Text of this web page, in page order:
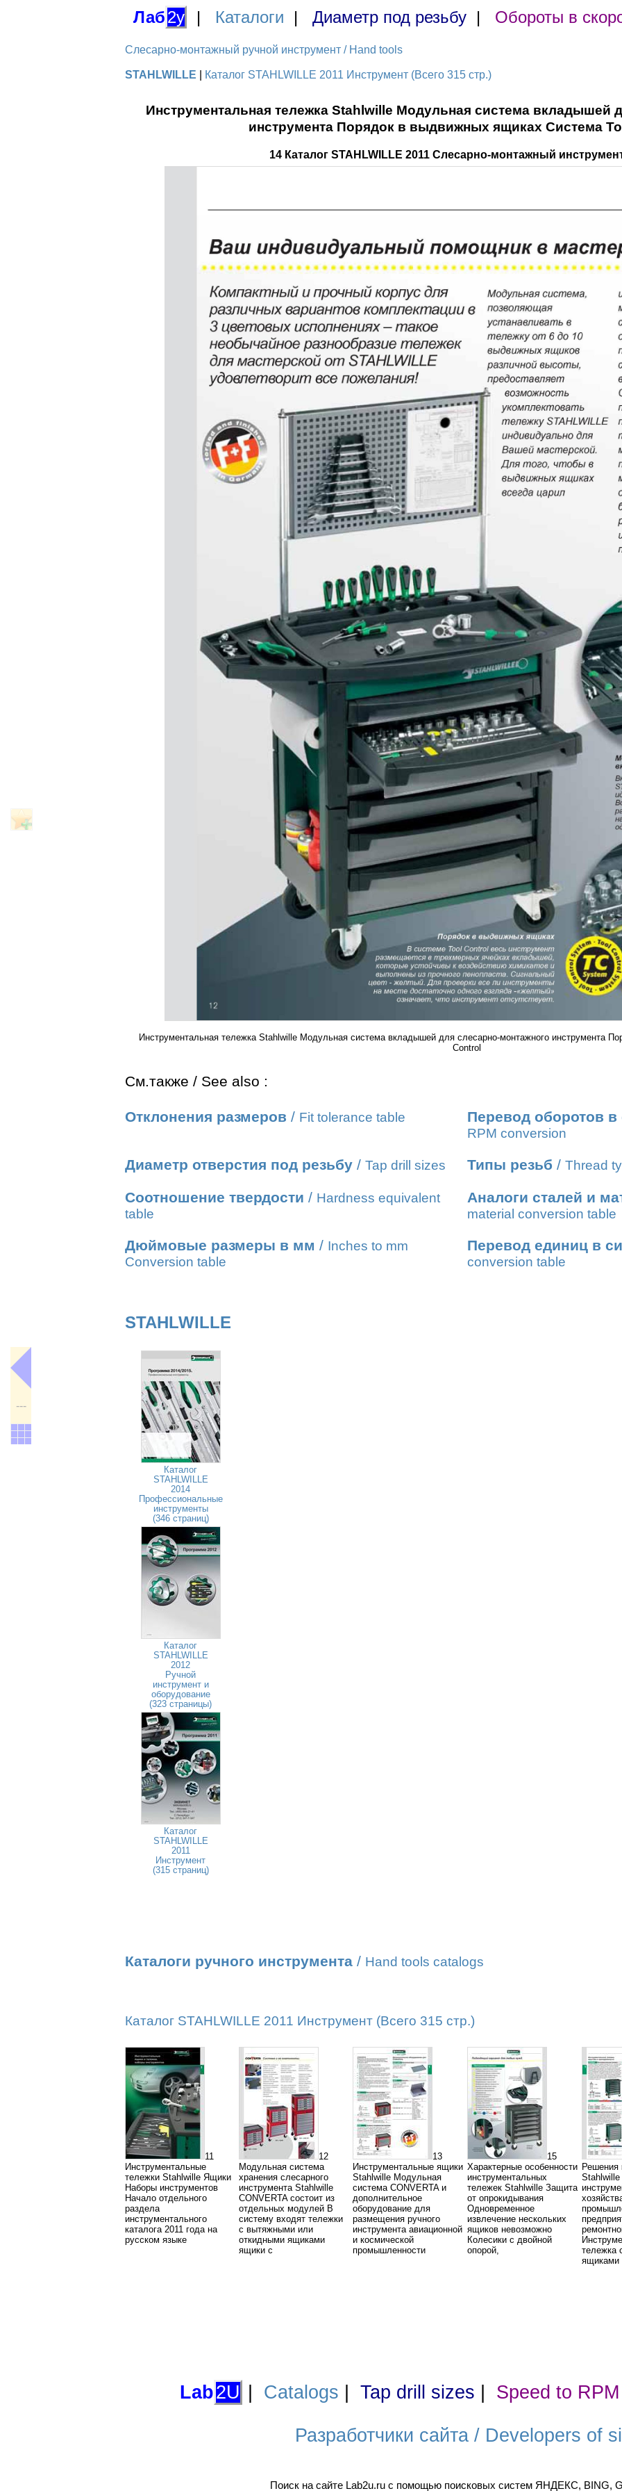
Лаб2у | Каталоги | Диаметр под резьбу | Обороты в
Слесарно-монтажный ручной инструмент / Hand tools
STAHLWILLE Каталог STAHLWILLE 2011 Инструмент (Всего 315 стр.)
Инструментальная тележка Stahlwille Модульная система вкладышей
инструмента Порядок в выдвижных ящиках Система
14 Каталог STAHLWILLE 2011 Слесарно-монтажный
Инструментальная тележка Stahlwille Модульная система вкладышей для слесарно-монтажного инструмента
Control
См.также / See also :
Отклонения размеров / Fit tolerance table Перевод оборотов в
RPM conversion
Диаметр отверстия под резьбу / Tap drill sizes Типы резьб / Thread
Соотношение твердости / Hardness equivalent
table
Аналоги сталей и
material conversion table
Дюймовые размеры в мм / Inches to mm
Conversion table
Перевод единиц в
conversion table
STAHLWILLE
Каталог
STAHLWILLE
2014
Профессиональные
инструменты
(346 страниц)
Каталог
STAHLWILLE
2012
Ручной
инструмент и
оборудование
(323 страницы)
Каталог
STAHLWILLE
2011
Инструмент
(315 страниц)
Каталоги ручного инструмента / Hand tools catalogs
Каталог STAHLWILLE 2011 Инструмент (Всего 315 стр.)
11
Инструментальные
тележки Stahlwille Ящики
Наборы инструментов
Начало отдельного
раздела
инструментального
каталога 2011 года на
русском языке
12
Модульная система
хранения слесарного
инструмента Stahlwille
CONVERTA состоит из
отдельных модулей В
систему входят тележки
с вытяжными или
откидными ящиками
ящики с
13
Инструментальные ящики
Stahlwille Модульная
система CONVERTA и
дополнительное
оборудование для
размещения ручного
инструмента авиационной
и космической
промышленности
15
Характерные особенности
инструментальных
тележек Stahlwille Защита
от опрокидывания
Одновременное
извлечение нескольких
ящиков невозможно
Колесики с двойной
опорой,
Решения
тележка
ящиками
---
Lab2U Catalogs Tap drill sizes Speed to RPM
Разработчики сайта / Developers of
Поиск на сайте Lab2u.ru с помощью поисковых систем ЯНДЕКС, BING,